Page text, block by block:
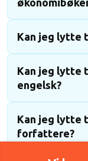
Kan jeg lytte
Kan jeg lytte
engelsk?
Kan jeg lytte
forfattere?